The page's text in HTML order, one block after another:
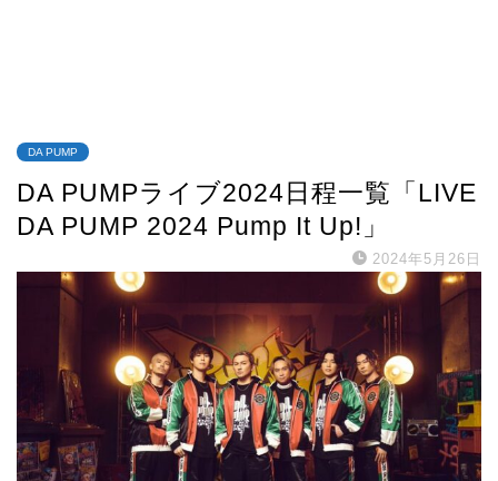
DA PUMP
DA PUMPライブ2024日程一覧「LIVE
DA PUMP 2024 Pump It Up!」
2024年5月26日